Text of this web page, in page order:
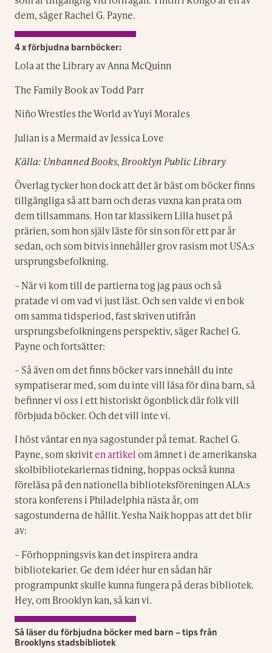
dem, säger Rachel G. Payne.
4 x förbjudna barnböcker:
Lola at the Library av Anna McQuinn
The Family Book av Todd Parr
Niño Wrestles the World av Yuyi Morales
Julian is a Mermaid av Jessica Love
Källa: Unbanned Books, Brooklyn Public Library
Överlag tycker hon dock att det är bäst om böcker finns
tillgängliga så att barn och deras vuxna kan prata om
dem tillsammans. Hon tar klassikern Lilla huset på
prärien, som hon själv läste för sin son för ett par år
sedan, och som bitvis innehåller grov rasism mot USA:s
ursprungsbefolkning.
– När vi kom till de partierna tog jag paus och så
pratade vi om vad vi just läst. Och sen valde vi en bok
om samma tidsperiod, fast skriven utifrån
ursprungsbefolkningens perspektiv, säger Rachel G.
Payne och fortsätter:
– Så även om det finns böcker vars innehåll du inte
sympatiserar med, som du inte vill läsa för dina barn, så
befinner vi oss i ett historiskt ögonblick där folk vill
förbjuda böcker. Och det vill inte vi.
I höst väntar en nya sagostunder på temat. Rachel G.
Payne, som skriviten artikelom ämnet i de amerikanska
skolbibliotekariernas tidning, hoppas också kunna
föreläsa på den nationella biblioteksföreningen ALA:s
stora konferens i Philadelphia nästa år, om
sagostunderna de hållit. Yesha Naik hoppas att det blir
av:
– Förhoppningsvis kan det inspirera andra
bibliotekarier. Ge dem idéer hur en sådan här
programpunkt skulle kunna fungera på deras bibliotek.
Hey, om Brooklyn kan, så kan vi.
Så läser du förbjudna böcker med barn – tips från
Brooklyns stadsbibliotek